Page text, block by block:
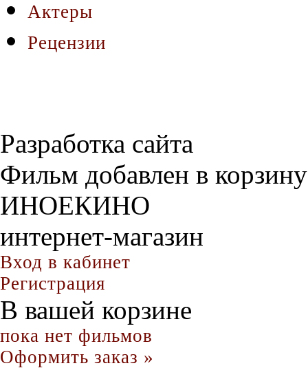
Актеры
Рецензии
Разработка сайта
Фильм добавлен в корзину
ИНОЕКИНО
интернет-магазин
Вход в кабинет
Регистрация
В вашей корзине
пока нет фильмов
Оформить заказ »